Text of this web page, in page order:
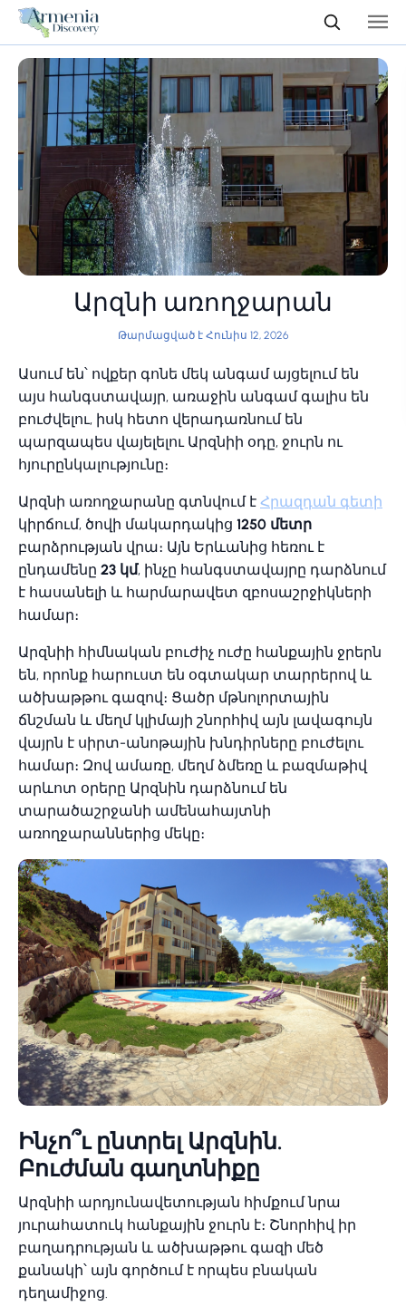
Արզնի առողջարան
Թարմացված է Հունիս 12, 2026
Ասում են՝ ովքեր գոնե մեկ անգամ այցելում են
այս հանգստավայր, առաջին անգամ գալիս են
բուժվելու, իսկ հետո վերադառնում են
պարզապես վայելելու Արզնիի օդը, ջուրն ու
հյուրընկալությունը։
Արզնի առողջարանը գտնվում է Հրազդան գետի
կիրճում, ծովի մակարդակից 1250 մետր
բարձրության վրա։ Այն Երևանից հեռու է
ընդամենը 23 կմ, ինչը հանգստավայրը դարձնում
է հասանելի և հարմարավետ զբոսաշրջիկների
համար։
Արզնիի հիմնական բուժիչ ուժը հանքային ջրերն
են, որոնք հարուստ են օգտակար տարրերով և
ածխաթթու գազով։ Ցածր մթնոլորտային
ճնշման և մեղմ կլիմայի շնորհիվ այն լավագույն
վայրն է սիրտ-անոթային խնդիրները բուժելու
համար։ Զով ամառը, մեղմ ձմեռը և բազմաթիվ
արևոտ օրերը Արզնին դարձնում են
տարածաշրջանի ամենահայտնի
առողջարաններից մեկը։
Ինչո՞ւ ընտրել Արզնին.
Բուժման գաղտնիքը
Արզնիի արդյունավետության հիմքում նրա
յուրահատուկ հանքային ջուրն է։ Շնորհիվ իր
բաղադրության և ածխաթթու գազի մեծ
քանակի՝ այն գործում է որպես բնական
դեղամիջոց.